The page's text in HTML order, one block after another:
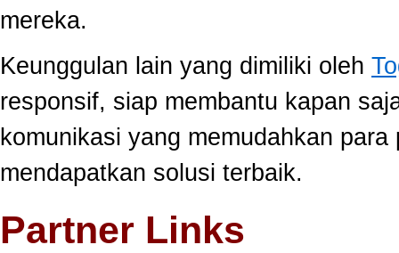
mereka.
Keunggulan lain yang dimiliki oleh
responsif, siap membantu kapan
komunikasi yang memudahkan
mendapatkan solusi terbaik.
Partner Links